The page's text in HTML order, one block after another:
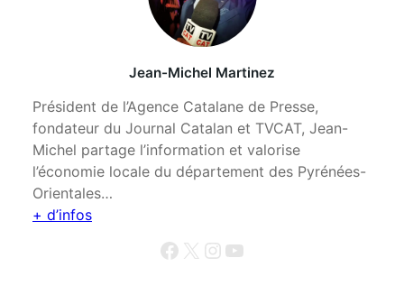
Jean-Michel Martinez
Président de l’Agence Catalane de Presse,
fondateur du Journal Catalan et TVCAT, Jean-
Michel partage l’information et valorise
l’économie locale du département des Pyrénées-
Orientales…
+ d’infos
Facebook X Instagram YouTube